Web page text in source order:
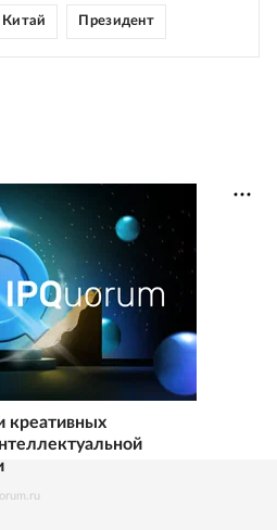
Китай Президент
креативных